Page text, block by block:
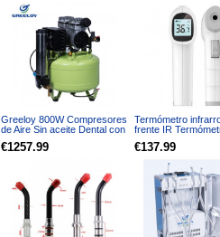
Greeloy 800W Compresores
de Aire Sin aceite Dental con
€1257.99
Termómetro
frente IR
bebés y adultos
€137.99